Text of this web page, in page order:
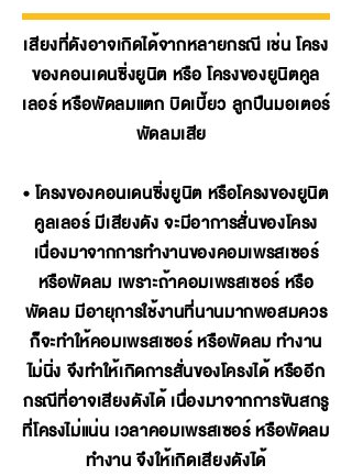
เสียงที่ดังอาจเกิดได้จากหลายกรณี เช่น โครง
ของคอนเดนซิ่งยูนิต หรือ โครงของยูนิตคูล
เลอร์ หรือพัดลมแตก บิดเบี้ยว ลูกปืนมอเตอร์
พัดลมเสีย
• โครงของคอนเดนซิ่งยูนิต หรือโครงของยูนิต
คูลเลอร์ มีเสียงดัง จะมีอาการสั่นของโครง
เนื่องมาจากการทำงานของคอมเพรสเซอร์
หรือพัดลม เพราะถ้าคอมเพรสเซอร์ หรือ
พัดลม มีอายุการใช้งานที่นานมากพอสมควร
ก็จะทำให้คอมเพรสเซอร์ หรือพัดลม ทำงาน
ไม่นิ่ง จึงทำให้เกิดการสั่นของโครงได้ หรืออีก
กรณีที่อาจเสียงดังได้ เนื่องมาจากการขันสกรู
ที่โครงไม่แน่น เวลาคอมเพรสเซอร์ หรือพัดลม
ทำงาน จึงให้เกิดเสียงดังได้